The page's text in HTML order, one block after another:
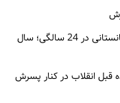
سفر به گذشته؛ گوگوش با تیپ و استایل افغانستانی در 24 سالگی؛ سال
انقلاب در کنار پسرش